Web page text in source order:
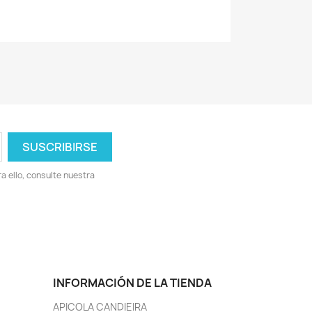
ello, consulte nuestra
INFORMACIÓN DE LA TIENDA
APICOLA CANDIEIRA